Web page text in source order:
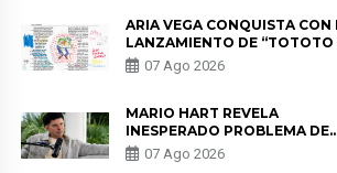
ARIA VEGA CONQUISTA CON
LANZAMIENTO DE “TOTOTO
07 Ago 2026
MARIO HART REVELA
INESPERADO PROBLEMA DE
SALUD ANTES DE SEPARARSE
KORINA: “ME ENCONTRARON
07 Ago 2026